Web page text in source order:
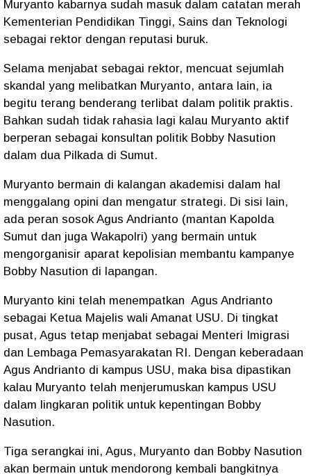
Muryanto kabarnya sudah masuk dalam catatan merah
Kementerian Pendidikan Tinggi, Sains dan Teknologi
sebagai rektor dengan reputasi buruk.
Selama menjabat sebagai rektor, mencuat sejumlah
skandal yang melibatkan Muryanto, antara lain, ia
begitu terang benderang terlibat dalam politik praktis.
Bahkan sudah tidak rahasia lagi kalau Muryanto aktif
berperan sebagai konsultan politik Bobby Nasution
dalam dua Pilkada di Sumut.
Muryanto bermain di kalangan akademisi dalam hal
menggalang opini dan mengatur strategi. Di sisi lain,
ada peran sosok Agus Andrianto (mantan Kapolda
Sumut dan juga Wakapolri) yang bermain untuk
mengorganisir aparat kepolisian membantu kampanye
Bobby Nasution di lapangan.
Muryanto kini telah menempatkan Agus Andrianto
sebagai Ketua Majelis wali Amanat USU. Di tingkat
pusat, Agus tetap menjabat sebagai Menteri Imigrasi
dan Lembaga Pemasyarakatan RI. Dengan keberadaan
Agus Andrianto di kampus USU, maka bisa dipastikan
kalau Muryanto telah menjerumuskan kampus USU
dalam lingkaran politik untuk kepentingan Bobby
Nasution.
Tiga serangkai ini, Agus, Muryanto dan Bobby Nasution
akan bermain untuk mendorong kembali bangkitnya